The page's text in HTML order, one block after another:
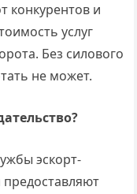
конкурентов и
услуг
Без силового
не может.
эскорт-